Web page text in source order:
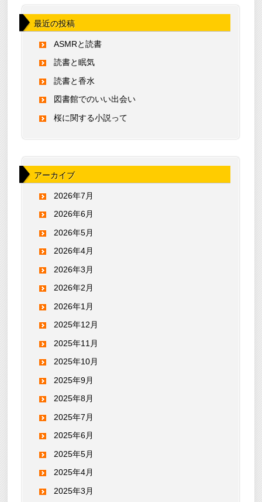
最近の投稿
ASMRと読書
読書と眠気
読書と香水
図書館でのいい出会い
桜に関する小説って
アーカイブ
2026年7月
2026年6月
2026年5月
2026年4月
2026年3月
2026年2月
2026年1月
2025年12月
2025年11月
2025年10月
2025年9月
2025年8月
2025年7月
2025年6月
2025年5月
2025年4月
2025年3月